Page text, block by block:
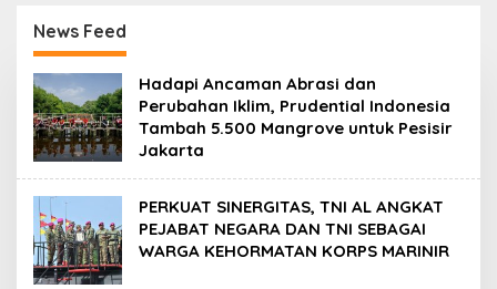
Rastanty, Rangga
Azof, Rendi John
News Feed
R
A
D
A
R
O
N
E
S
Hadapi Ancaman Abrasi dan
Perubahan Iklim, Prudential Indonesia
Tambah 5.500 Mangrove untuk Pesisir
Jakarta
PERKUAT SINERGITAS, TNI AL ANGKAT
PEJABAT NEGARA DAN TNI SEBAGAI
WARGA KEHORMATAN KORPS MARINIR